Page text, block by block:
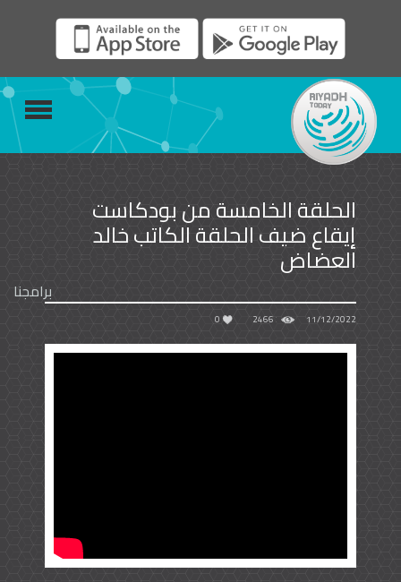
الحلقة الخامسة من بودكاست
إيقاع ضيف الحلقة الكاتب خالد
العضاض
برامجنا
11/12/2022
2466
0